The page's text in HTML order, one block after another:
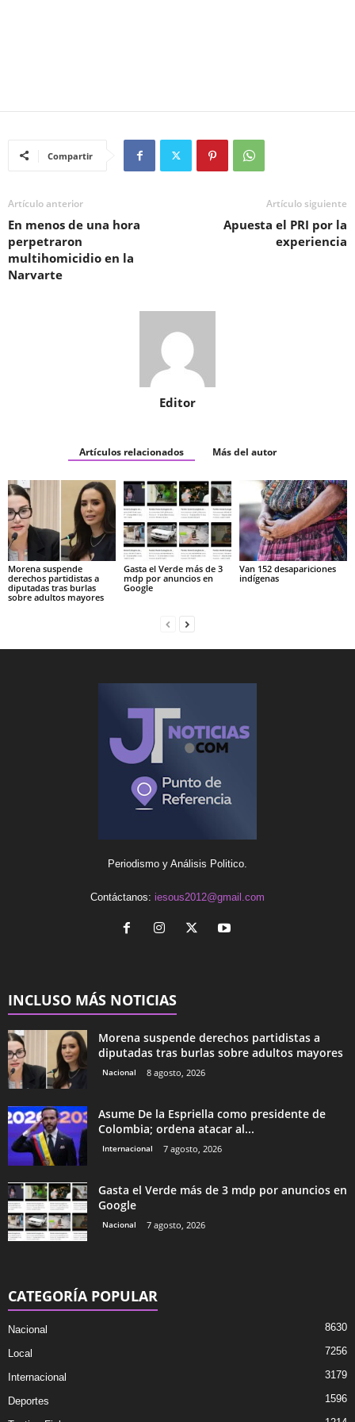
Compartir
Artículo anterior
En menos de una hora
perpetraron
multihomicidio en la
Narvarte
Artículo siguiente
Apuesta el PRI por la
experiencia
Editor
Artículos relacionados Más del autor
Morena suspende
derechos partidistas a
diputadas tras burlas
sobre adultos mayores
Gasta el Verde más de 3
mdp por anuncios en
Google
Van 152 desapariciones
indígenas
Periodismo y Análisis Politico.
Contáctanos: iesous2012@gmail.com
INCLUSO MÁS NOTICIAS
Morena suspende derechos partidistas a
diputadas tras burlas sobre adultos mayores
Nacional 8 agosto, 2026
Asume De la Espriella como presidente de
Colombia; ordena atacar al...
Internacional 7 agosto, 2026
Gasta el Verde más de 3 mdp por anuncios en
Google
Nacional 7 agosto, 2026
CATEGORÍA POPULAR
Nacional 8630
Local 7256
Internacional 3179
Deportes 1596